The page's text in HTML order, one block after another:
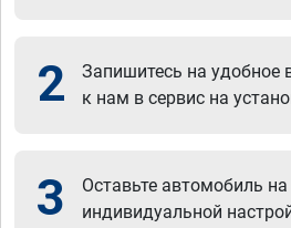
2
Запишитесь на удобное
к нам в сервис на
3
Оставьте автомобиль
индивидуальной